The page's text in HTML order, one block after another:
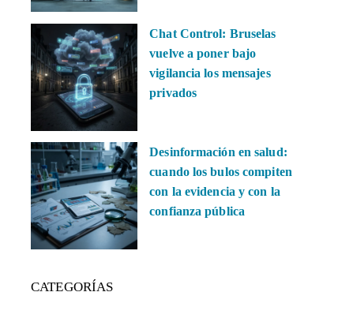
Chat Control: Bruselas
vuelve a poner bajo
vigilancia los mensajes
privados
Desinformación en salud:
cuando los bulos compiten
con la evidencia y con la
confianza pública
CATEGORÍAS